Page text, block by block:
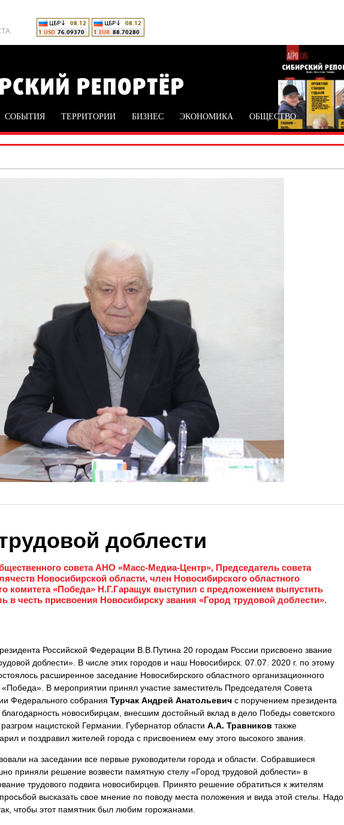
СОБЫТИЯ ТЕРРИТОРИИ БИЗНЕС ЭКОНОМИКА ОБЩЕСТВО
доблести
совета АНО «Масс-Медиа-Центр», Председатель совета
Новосибирской области, член Новосибирского областного
комитета «Победа» Н.Г.Гаращук выступил с предложением выпустить
в честь присвоения Новосибирску звания «Город трудовой доблести».
Российской Федерации В.В.Путина 20 городам России присвоено звание
доблести». В числе этих городов и наш Новосибирск. 07.07. 2020 г. по этому
расширенное заседание Новосибирского областного организационного
«Победа». В мероприятии принял участие заместитель Председателя Совета
Федерального собрания Турчак Андрей Анатольевич с поручением президента
благодарность новосибирцам, внесшим достойный вклад в дело Победы советского
нацистской Германии. Губернатор области А.А. Травников также
и поздравил жителей города с присвоением ему этого высокого звания.
на заседании все первые руководители города и области. Собравшиеся
приняли решение возвести памятную стелу «Город трудовой доблести» в
трудового подвига новосибирцев. Принято решение обратиться к жителям
высказать свое мнение по поводу места положения и вида этой стелы. Надо
чтобы этот памятник был любим горожанами.